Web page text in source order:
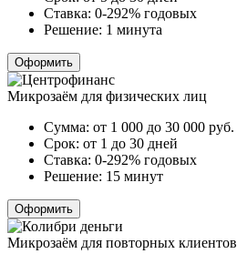
Ставка: 0-292% годовых
Решение: 1 минута
Оформить
Микрозаём для физических лиц
Сумма: от 1 000 до 30 000 руб.
Срок: от 1 до 30 дней
Ставка: 0-292% годовых
Решение: 15 минут
Оформить
Микрозаём для повторных клиентов